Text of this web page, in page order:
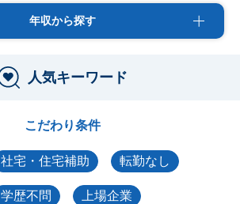
年収から探す
人気キーワード
こだわり条件
社宅・住宅補助 転勤なし
学歴不問 上場企業